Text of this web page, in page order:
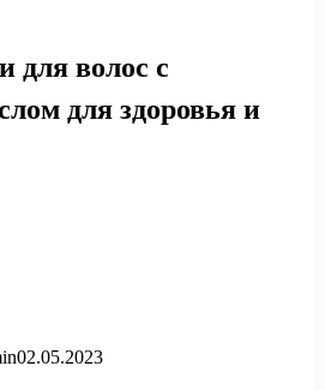
для волос с
для здоровья и
02.05.2023